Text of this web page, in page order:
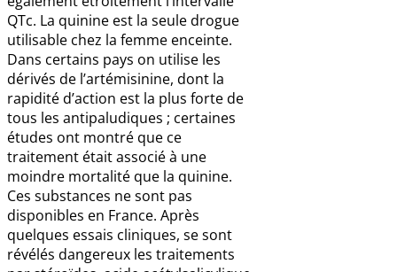
QTc. La quinine est la seule drogue
utilisable chez la femme enceinte.
Dans certains pays on utilise les
dérivés de l’artémisinine, dont la
rapidité d’action est la plus forte de
tous les antipaludiques ; certaines
études ont montré que ce
traitement était associé à une
moindre mortalité que la quinine.
Ces substances ne sont pas
disponibles en France. Après
quelques essais cliniques, se sont
révélés dangereux les traitements